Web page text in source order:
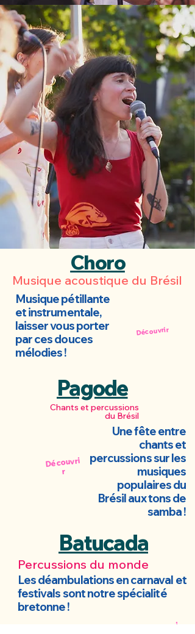
Choro
Musique acoustique du Brésil
Musique pétillante
et instrumentale,
laisser vous porter
par ces douces
mélodies !
Découvrir
Pagode
Chants et percussions
du Brésil
Découvri
r
Une fête entre
chants et
percussions sur les
musiques
populaires du
Brésil aux tons de
samba !
Batucada
Percussions du monde
Les déambulations en carnaval et
festivals sont notre spécialité
bretonne !
Découvri